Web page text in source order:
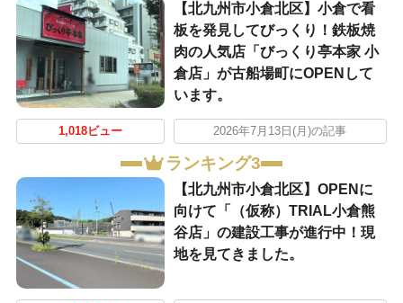
【北九州市小倉北区】小倉で看
板を発見してびっくり！鉄板焼
肉の人気店「びっくり亭本家 小
倉店」が古船場町にOPENして
います。
1,018ビュー 2026年7月13日(月)の記事
ランキング3
【北九州市小倉北区】OPENに
向けて「（仮称）TRIAL小倉熊
谷店」の建設工事が進行中！現
地を見てきました。